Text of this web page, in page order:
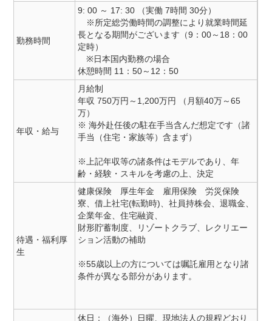
勤務時間
9: 00 ～ 17: 30 （実働 7時間 30分）
※所定総労働時間の調整により就業時間延
長となる期間がございます（9：00～18：00
定時）
※日本国内勤務の場合
休憩時間 11：50～12：50
年収・給与
月給制
年収 750万円～1,200万円 （月額40万～65
万）
※ 海外赴任後の駐在手当含んだ想定です（諸
手当（住宅・家族等）含まず）
※上記年収等の諸条件はモデルであり、年
齢・経験・スキルを考慮の上、決定
待遇・福利厚
生
健康保険 厚生年金 雇用保険 労災保険
寮、借上社宅(転勤時)、社員持株会、退職金、
企業年金、住宅融資、
財形貯蓄制度、リゾートクラブ、レクリエー
ション活動の補助
※55歳以上の方については嘱託雇用となり諸
条件が異なる部分があります。
休日：（海外）日曜、現地法人の規程どおり